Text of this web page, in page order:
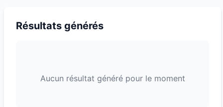
Résultats générés
Aucun résultat généré pour le moment